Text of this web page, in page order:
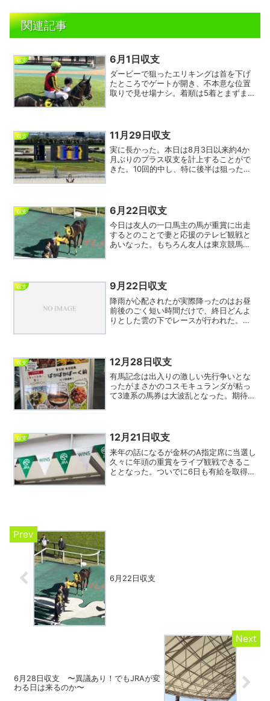
関連記事
収支 6月1日収支
ダービーで狙ったエリキングは首を下げ
たところでゲートが開き、不本意な位置
取りで見せ場ナシ。着順は5着とまずまず
った。プレゼンターに小泉...
収支 11月29日収支
実に長かった。本日は8月3日以来約4か
月ぶりのプラス収支を計上することがで
きた。10回的中し、特に後半は狙った馬
イテを彼が騎乗する...
収支 6月22日収支
今日は友人の一口馬主の馬が重賞に出走
するとのことで妻と応援のテレビ観戦と
あいなった。もちろん友人は東京競馬場
桁着順の大敗。友人の...
収支 9月22日収支
降雨が心配されたが実際降ったのはお昼
前後のごく短い時間だけで、終日どんよ
りとした雲の下でレースが行われた。最
クル周りのルールが10月...
収支 12月28日収支
有馬記念は出入りの激しい先行争いとな
ったがまさかのコスモキュランダが粘っ
て3連系の馬券は大波乱となった。期待し
た感じ。しかしコスモキ...
収支 12月21日収支
来年の話になるが金杯のA指定席に当選し
久々に年頭の重賞をライブ観戦できるこ
ととなった。ついでに6日も有給を取得す
6月22日収支
6月28日収支 〜異議あり！でもJRAが変
わる日は来るのか〜